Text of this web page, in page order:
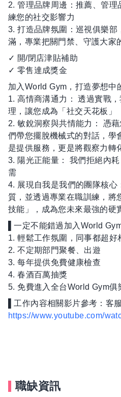
2. 管理品牌周邊：推薦、管理
練您的社交影響力
3. 打造品牌氛圍：巡視俱樂部
滿，專業把關門禁、守護大家
✓ 開/閉店津貼補助
✓ 零售達成獎金
加入World Gym，打造夢想中
1. 高情商溝通力： 透過實戰
理，讓您成為「社交天花板」
2. 敏銳洞察與共情能力： 憑
們帶您擺脫機械式的對話，學
是提供服務，更是將觀察力轉
3. 陽光正能量： 我們拒絕內
需
4. 展現自我是我們的團隊核心
質，並透過專業在職訓練，將
技能」，成為您未來最強的硬
▌一定不能錯過加入World
1. 輕鬆工作氛圍，同事都超好
2. 不定期部門聚餐、出遊
3. 每年提供免費健康檢查
4. 春酒百萬抽獎
5. 免費進入全台World Gym俱
▌工作內容相關影片參考：客
https://www.youtube.com/
職缺資訊